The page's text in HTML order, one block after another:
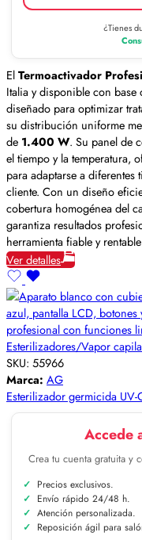
¿Tienes
ElTermoactivador
Italia y disponible con
diseñado para optimizar
su distribución uniforme
de 1.400 W. Su panel de
el tiempo y la temperatura,
para adaptarse a diferentes
cliente. Con un diseño
cobertura homogénea del
garantiza resultados
herramienta fiable y
Ver detalles
Esterilizadores/Vapor
SKU: 55966
Marca: AG
Esterilizador germicida
Accede
Crea tu cuenta gratuita y
Precios exclusivos.
Envío rápido 24/48 h.
Atención personalizada.
Reposición ágil para